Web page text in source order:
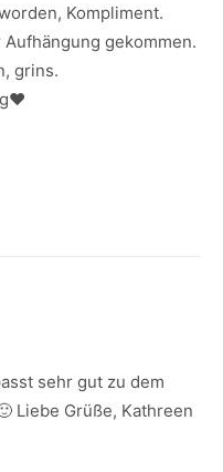
Kompliment.
gekommen.
grins.
sehr gut zu dem
Liebe Grüße, Kathreen